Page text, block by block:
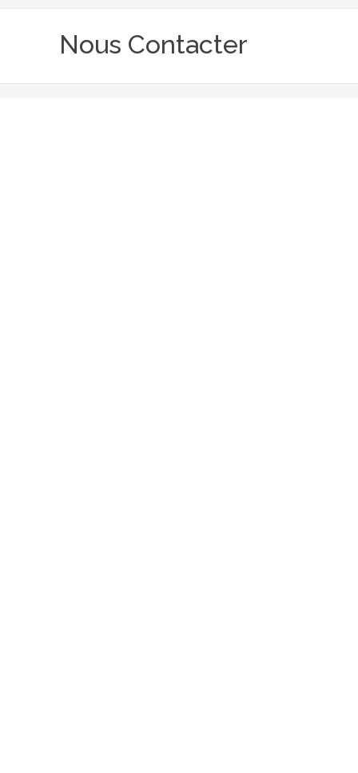
Nous Contacter